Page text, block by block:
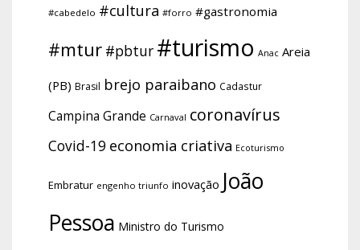
#cabedelo #cultura #forro #gastronomia
#mtur #pbtur #turismo Anac Areia
(PB) Brasil brejo paraibano Cadastur
Campina Grande Carnaval coronavírus
Covid-19 economia criativa Ecoturismo
Embratur engenho triunfo inovação João
Pessoa Ministro do Turismo